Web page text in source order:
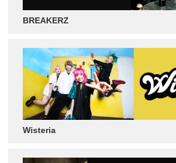
BREAKERZ
Wisteria